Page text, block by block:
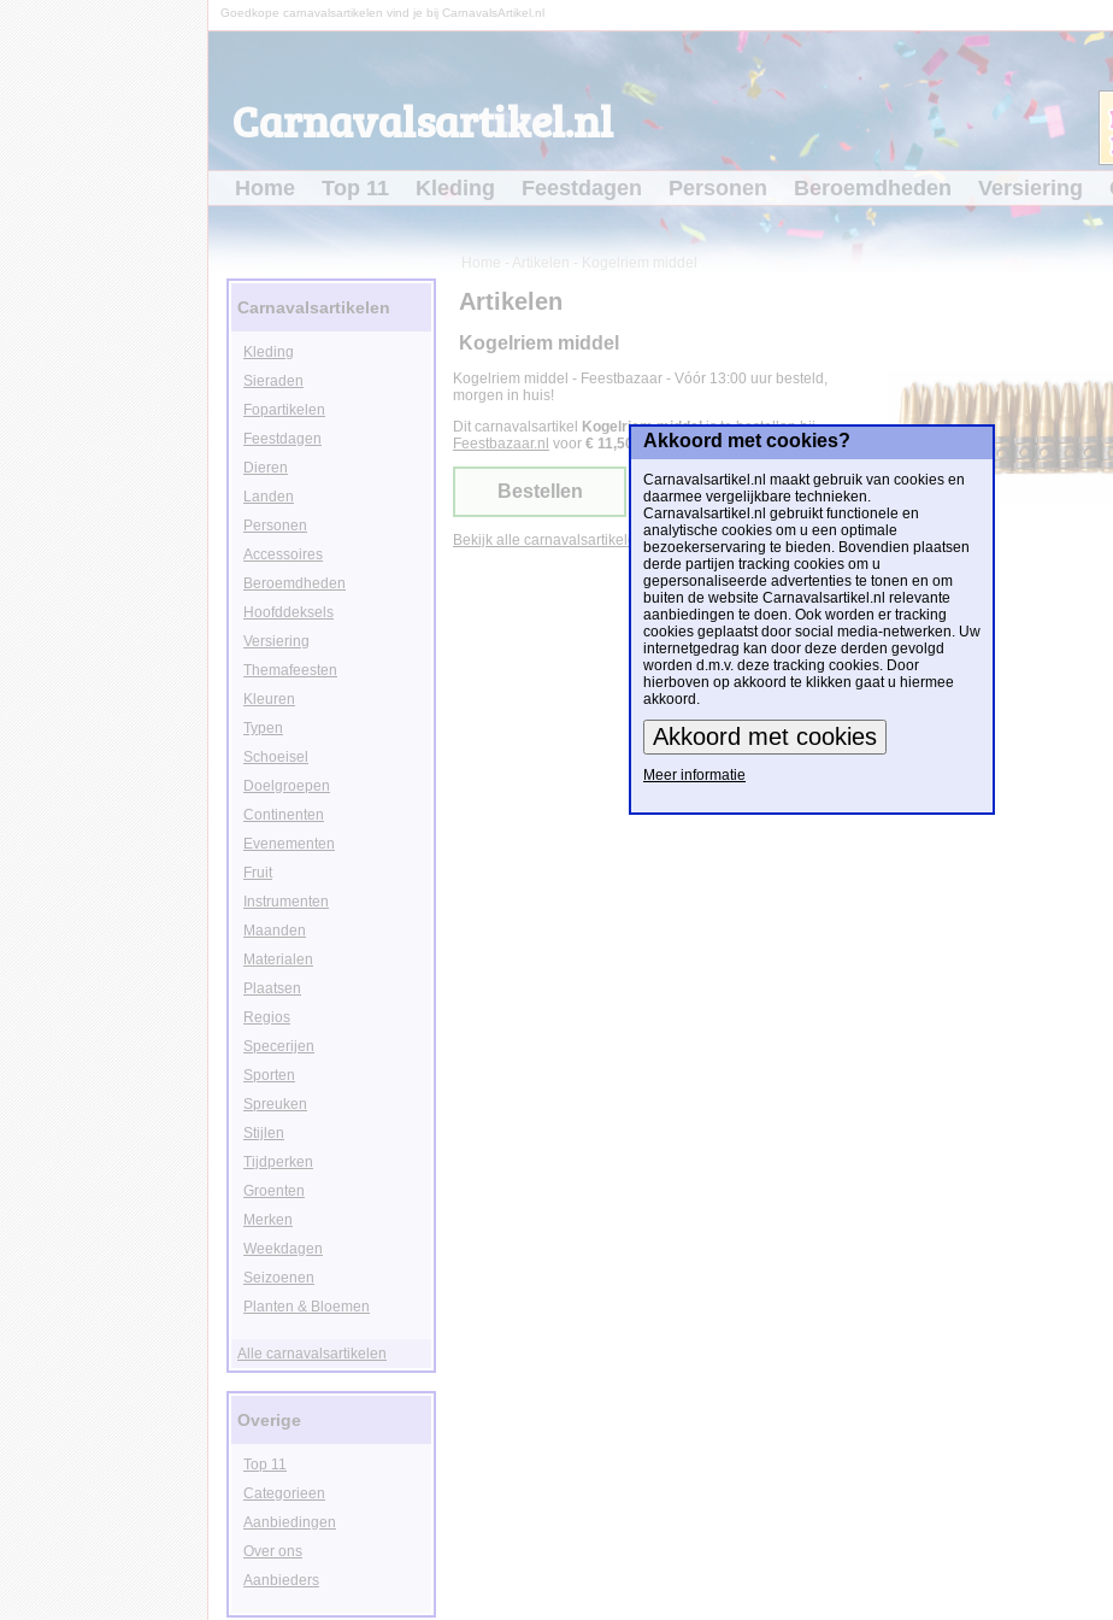
Goedkope carnavalsartikelen vind je bij CarnavalsArtikel.nl
Carnavalsartikel.nl
Home Top 11 Kleding Feestdagen Personen Beroemdheden Versiering
Home Artikelen Kogelriem middel
Artikelen
Kogelriem middel
Kogelriem middel - Feestbazaar - Vóór 13:00 uur besteld,
morgen in huis!
Dit carnavalsartikel
Kogelriem middelis te bestellen bij
Feestbazaar.nl voor € 11,50
Bestellen
Bekijk alle carnavalsartikelen
Carnavalsartikelen
Kleding
Sieraden
Fopartikelen
Feestdagen
Dieren
Landen
Personen
Accessoires
Beroemdheden
Hoofddeksels
Versiering
Themafeesten
Kleuren
Typen
Schoeisel
Doelgroepen
Continenten
Evenementen
Fruit
Instrumenten
Maanden
Materialen
Plaatsen
Regios
Specerijen
Sporten
Spreuken
Stijlen
Tijdperken
Groenten
Merken
Weekdagen
Seizoenen
Planten & Bloemen
Alle carnavalsartikelen
Overige
Top 11
Categorieen
Aanbiedingen
Over ons
Aanbieders
Akkoord met cookies?
Carnavalsartikel.nl maakt gebruik van cookies en
daarmee vergelijkbare technieken.
Carnavalsartikel.nl gebruikt functionele en
analytische cookies om u een optimale
bezoekerservaring te bieden. Bovendien plaatsen
derde partijen tracking cookies om u
gepersonaliseerde advertenties te tonen en om
buiten de website Carnavalsartikel.nl relevante
aanbiedingen te doen. Ook worden er tracking
cookies geplaatst door social media-netwerken. Uw
internetgedrag kan door deze derden gevolgd
worden d.m.v. deze tracking cookies. Door
hierboven op akkoord te klikken gaat u hiermee
akkoord.
Meer informatie